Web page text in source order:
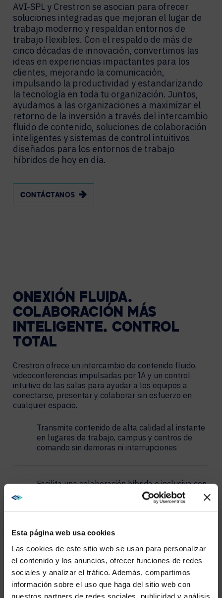
Esta página web usa cookies
Las cookies de este sitio web se usan para personalizar
el contenido y los anuncios, ofrecer funciones de redes
sociales y analizar el tráfico. Además, compartimos
información sobre el uso que haga del sitio web con
nuestros partners de redes sociales, publicidad y análisis
AVI-SPL y Crestron se asocian para ofrecer
soluciones integradas que mejoran el lugar de
trabajo moderno y respaldan entornos de
trabajo flexibles. Con el respaldo de más de
cinco décadas de innovación, convertimos las
ideas en experiencias impactantes para los
clientes, mejorando la comunicación,
impulsando la productividad y estandarizando
la tecnología en toda tu organización. Juntos,
ayudamos a las organizaciones a maximizar el
retorno de la inversión a través del intercambio
fluido de contenido, soluciones de colaboración
inteligentes y sistemas de control intuitivos
diseñados para los entornos de trabajo
híbridos de hoy en día.
CONTÁCTANOS
ONEXIÓN FLUIDA.
COLABORACIÓN MÁS
INTELIGENTE. CONTROL
TOTAL
Crestron ofrece un intercambio de contenido fluido,
videoconferencias impulsadas por IA y un control
intuitivo de las salas para ayudar a los equipos a
conectarse, presentar y colaborar sin esfuerzo en
cualquier espacio.
Transmite contenido de alta calidad al instante
en lugares de trabajo, campus y centros de
comando sin demoras ni interrupciones
Facilita una colaboración híbrida e inclusiva con
video impulsado por IA, audio nítido y un
intercambio inalámbrico sencillo
Simplifica el control de las salas con una
automatización ágil que se adapta a los
usuarios, los horarios y las necesidades de cada
sala
WE NOTICED YOU'RE IN USA.